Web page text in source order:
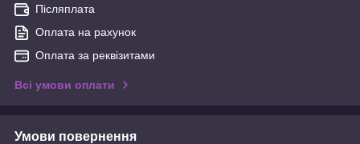
Післяплата
Оплата на рахунок
Оплата за реквізитами
Всі умови оплати
Умови повернення